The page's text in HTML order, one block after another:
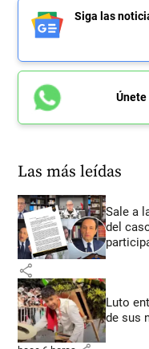
Siga las
Únete
Las más leídas
Sale a
del
share
Luto
de sus